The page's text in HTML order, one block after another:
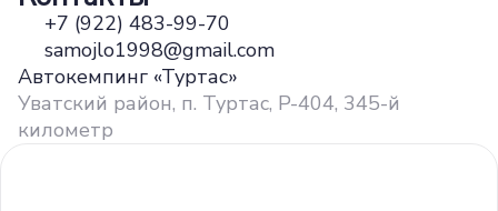
+7 (922) 483-99-70
samojlo1998@gmail.com
Автокемпинг «Туртас»
Уватский район, п. Туртас, Р-404, 345-й
километр